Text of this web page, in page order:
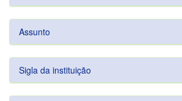
Assunto
Sigla da instituição